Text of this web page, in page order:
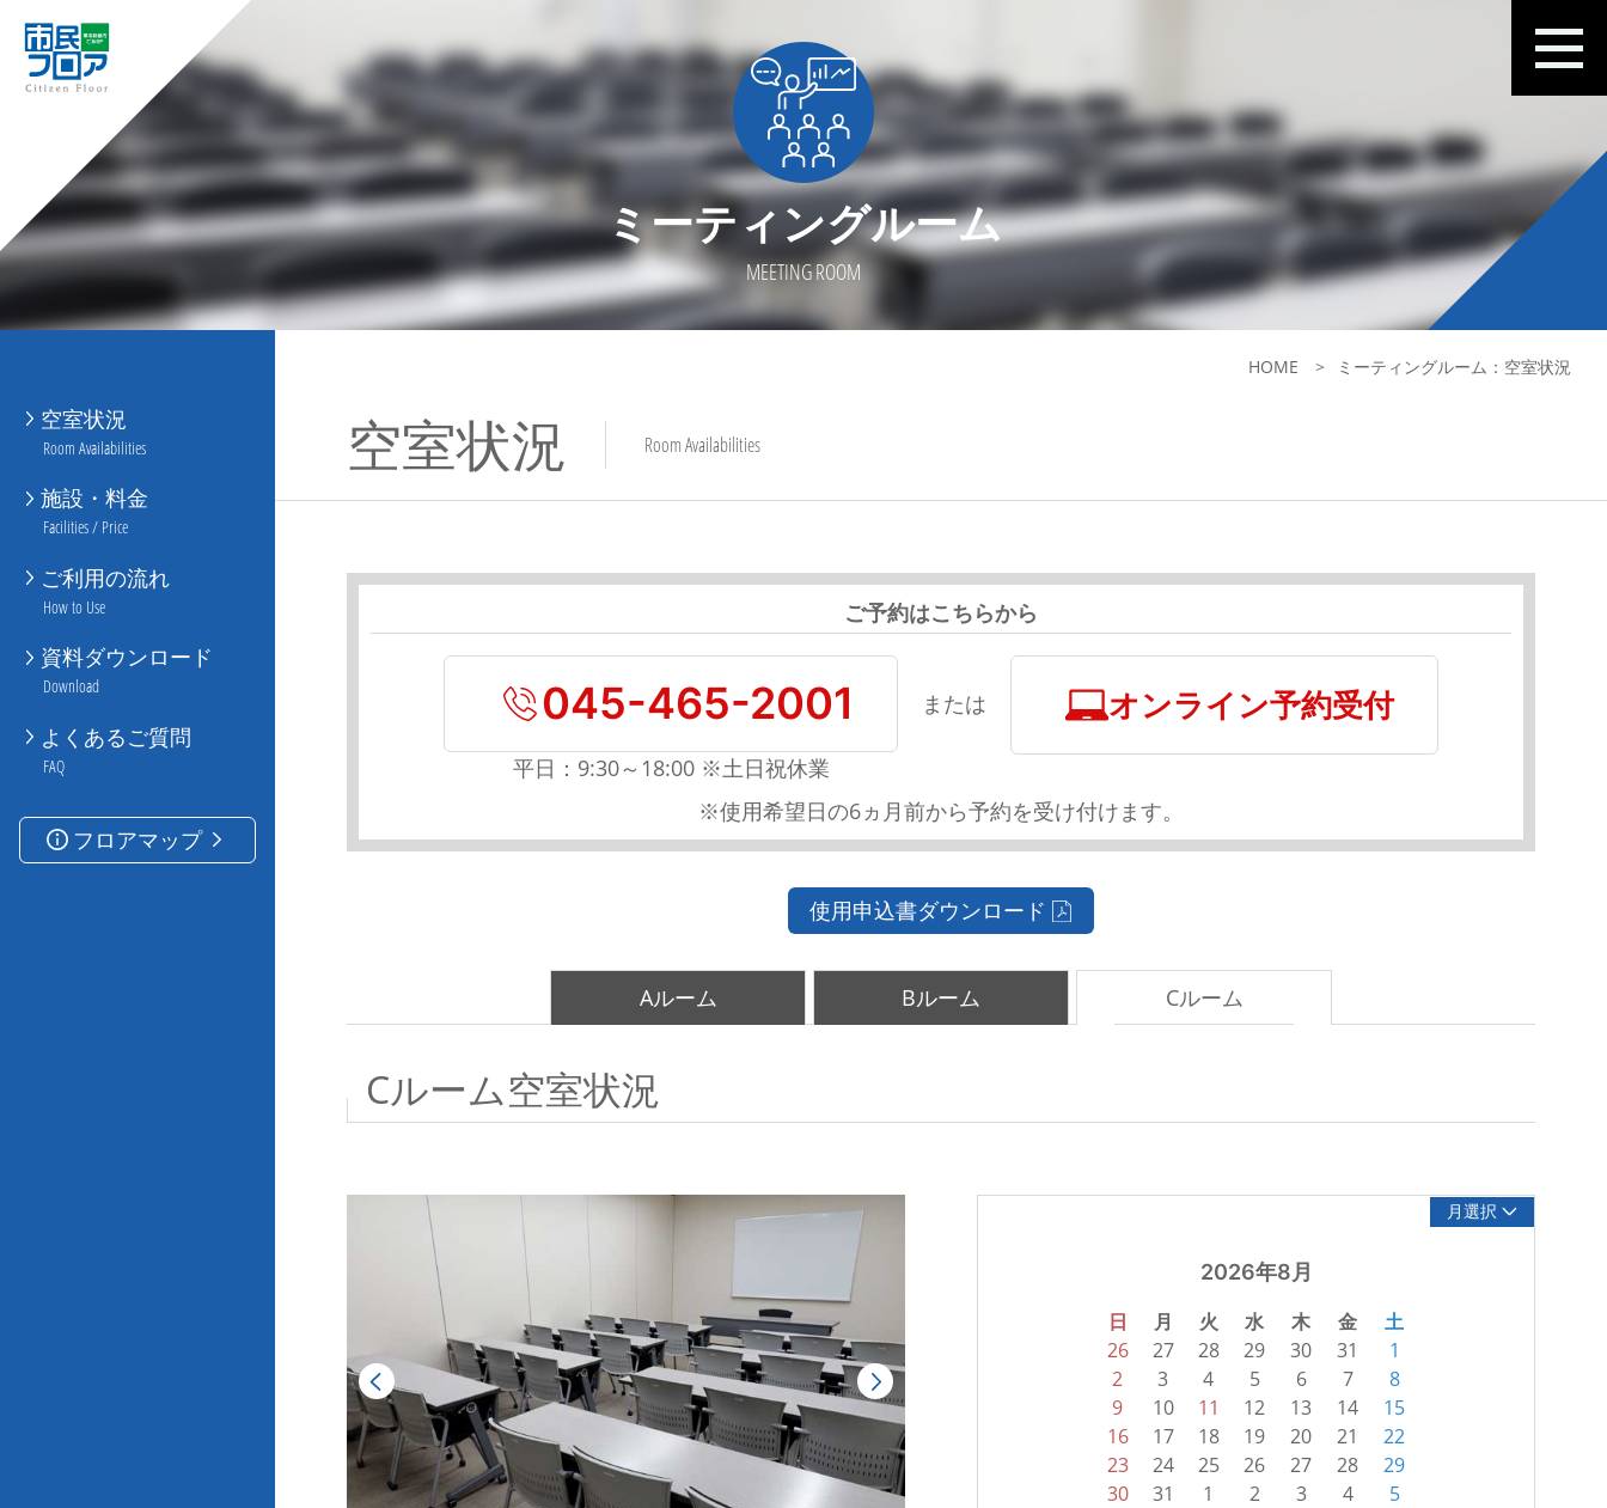
ミーティングルーム
MEETING ROOM
空室状況
Room Availabilities
施設・料金
Facilities / Price
ご利用の流れ
How to Use
資料ダウンロード
Download
よくあるご質問
FAQ
フロアマップ
HOME ミーティングルーム：空室状況
空室状況 Room Availabilities
ご予約はこちらから
045-465-2001
平日：9:30～18:00 ※土日祝休業
または オンライン予約受付
※使用希望日の6ヵ月前から予約を受け付けます。
使用申込書ダウンロード
Aルーム Bルーム Cルーム
Cルーム空室状況
月選択
2026年8月
日 月 火 水 木 金 土
26 27 28 29 30 31
1
2
3 4 5 6 7
8
9
10 11 12 13 14
15
16
17 18 19 20 21
22
23
24 25 26 27 28
29
30
31 1 2 3 4 5